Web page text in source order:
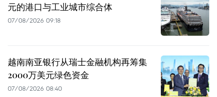
元的港口与工业城市综合体
07/08/2026 09:18
越南南亚银行从瑞士金融机构再筹集
2000万美元绿色资金
07/08/2026 08:40